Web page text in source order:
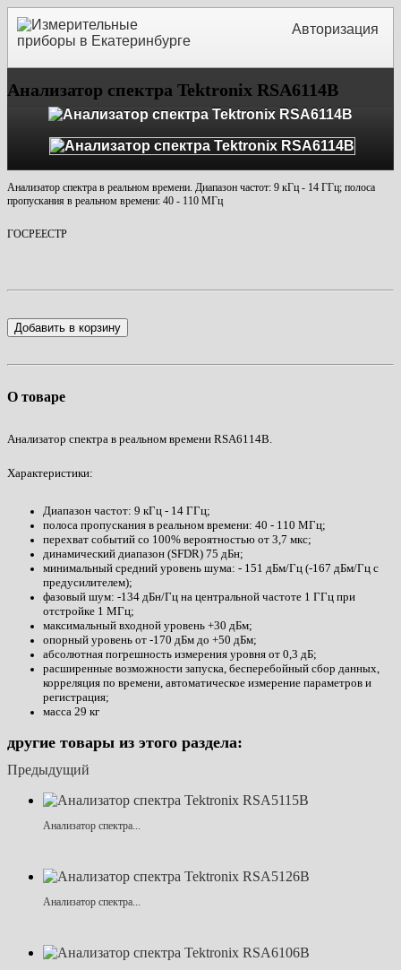
Авторизация
Анализатор спектра Tektronix RSA6114B
Анализатор спектра в реальном времени. Диапазон частот: 9 кГц - 14 ГГц; полоса
пропускания в реальном времени: 40 - 110 МГц
ГОСРЕЕСТР
Добавить в корзину
О товаре
Анализатор спектра в реальном времени RSA6114B.
Характеристики:
Диапазон частот: 9 кГц - 14 ГГц;
полоса пропускания в реальном времени: 40 - 110 МГц;
перехват событий со 100% вероятностью от 3,7 мкс;
динамический диапазон (SFDR) 75 дБн;
минимальный средний уровень шума: - 151 дБм/Гц (-167 дБм/Гц с
предусилителем);
фазовый шум: -134 дБн/Гц на центральной частоте 1 ГГц при
отстройке 1 МГц;
максимальный входной уровень +30 дБм;
опорный уровень от -170 дБм до +50 дБм;
абсолютная погрешность измерения уровня от 0,3 дБ;
расширенные возможности запуска, бесперебойный сбор данных,
корреляция по времени, автоматическое измерение параметров и
регистрация;
масса 29 кг
другие товары из этого раздела:
Предыдущий
Анализатор спектра...
Анализатор спектра...